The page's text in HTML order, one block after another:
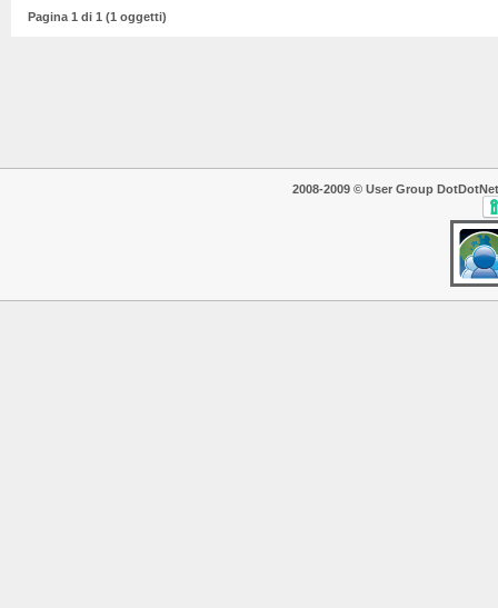
Pagina 1 di 1 (1 oggetti)
2008-2009 © User Group